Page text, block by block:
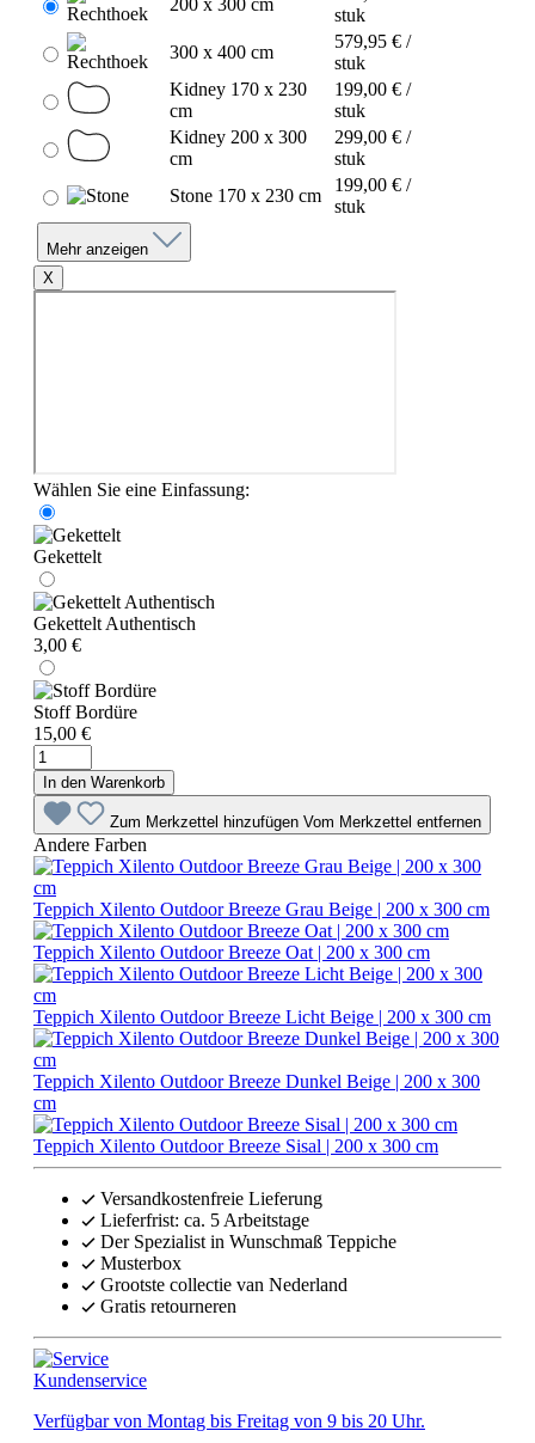
200 x 300 cm
stuk
300 x 400 cm
579,95 € /
stuk
Kidney 170 x 230
cm
199,00 € /
stuk
Kidney 200 x 300
cm
299,00 € /
stuk
Stone 170 x 230 cm
199,00 € /
stuk
Mehr anzeigen
X
Wählen Sie eine Einfassung:
Gekettelt
Gekettelt Authentisch
3,00 €
Stoff Bordüre
15,00 €
In den Warenkorb
Zum Merkzettel hinzufügen Vom Merkzettel entfernen
Andere Farben
Teppich Xilento Outdoor Breeze Grau Beige | 200 x 300 cm
Teppich Xilento Outdoor Breeze Oat | 200 x 300 cm
Teppich Xilento Outdoor Breeze Licht Beige | 200 x 300 cm
Teppich Xilento Outdoor Breeze Dunkel Beige | 200 x 300
cm
Teppich Xilento Outdoor Breeze Sisal | 200 x 300 cm
Versandkostenfreie Lieferung
Lieferfrist: ca. 5 Arbeitstage
Der Spezialist in Wunschmaß Teppiche
Musterbox
Grootste collectie van Nederland
Gratis retourneren
Kundenservice
Verfügbar von Montag bis Freitag von 9 bis 20 Uhr.